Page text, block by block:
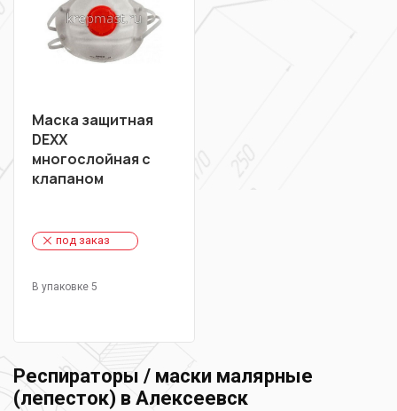
Маска защитная
DEXX
многослойная с
клапаном
под заказ
В упаковке 5
Респираторы / маски малярные
(лепесток) в Алексеевск